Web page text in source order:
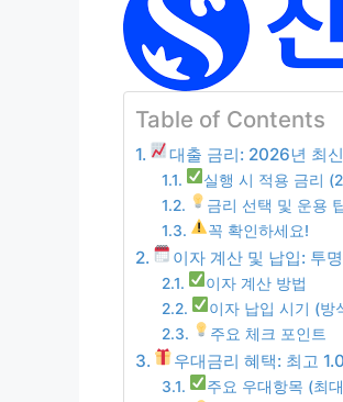
Table of Contents
대출 금리: 2026년 최
실행 시 적용 금리
금리 선택 및 운용
꼭 확인하세요!
이자 계산 및 납입: 투
이자 계산 방법
이자 납입 시기 (방
주요 체크 포인트
우대금리 혜택: 최고
주요 우대항목 (최